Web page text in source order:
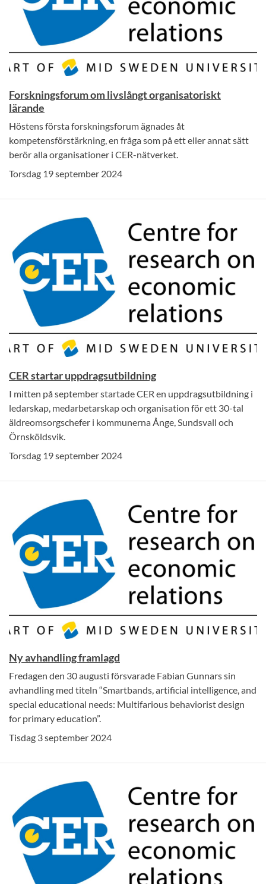
Forskningsforum om livslångt organisatoriskt
lärande
Höstens första forskningsforum ägnades åt
kompetensförstärkning, en fråga som på ett eller annat sätt
berör alla organisationer i CER-nätverket.
Torsdag 19 september 2024
CER startar uppdragsutbildning
I mitten på september startade CER en uppdragsutbildning i
ledarskap, medarbetarskap och organisation för ett 30-tal
äldreomsorgschefer i kommunerna Ånge, Sundsvall och
Örnsköldsvik.
Torsdag 19 september 2024
Ny avhandling framlagd
Fredagen den 30 augusti försvarade Fabian Gunnars sin
avhandling med titeln “Smartbands, artificial intelligence, and
special educational needs: Multifarious behaviorist design
for primary education”.
Tisdag 3 september 2024